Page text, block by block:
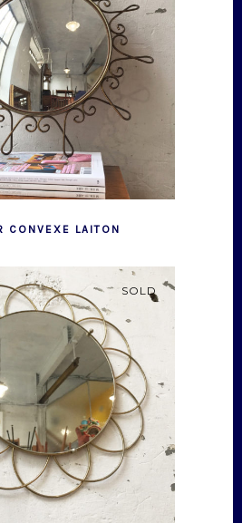
CONVEXE LAITON
SOLD